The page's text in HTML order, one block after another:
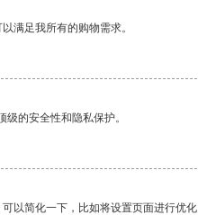
满足我所有的购物需求。
的安全性和隐私保护。
以简化一下，比如将设置页面进行优化